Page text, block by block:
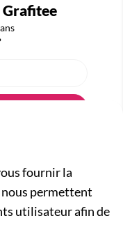
Grafitee
fournir la
permettent
utilisateur afin de